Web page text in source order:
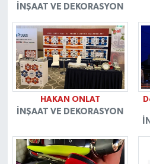
İNŞAAT VE DEKORASYON
HAKAN ONLAT
İNŞAAT VE DEKORASYON